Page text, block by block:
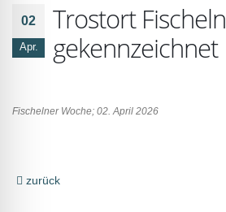
02
Apr.
Trostort Fischeln
gekennzeichnet
Fischelner Woche; 02. April 2026
zurück